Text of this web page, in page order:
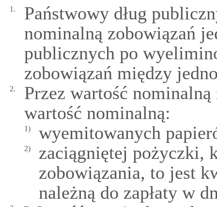
1.
Państwowy dług
nominalną zobowiązań
publicznych po
zobowiązań między
2.
Przez wartość
wartość nominalną:
1) wyemitowanych
2)
zaciągniętej pożyczki,
zobowiązania, to jest
należną do zapłaty w